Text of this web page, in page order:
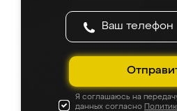
Я соглашаюсь на
данных согласно